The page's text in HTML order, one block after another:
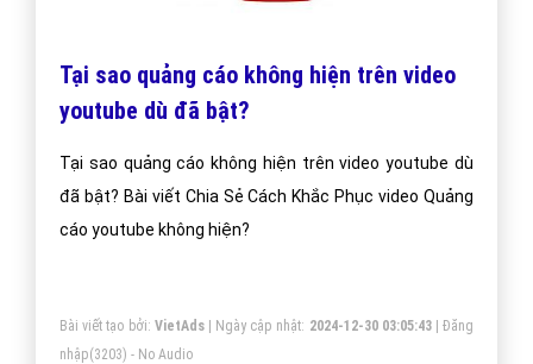
Tại sao quảng cáo không hiện trên video
youtube dù đã bật?
Tại sao quảng cáo không hiện trên video youtube dù
đã bật? Bài viết Chia Sẻ Cách Khắc Phục video Quảng
cáo youtube không hiện?
Bài viết tạo bởi: VietAds| Ngày cập nhật: 2024-12-30 03:05:43|Đăng
nhập(3203) - No Audio